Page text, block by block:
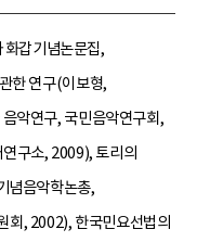
화갑기념논문집,
한 연구(이보형,
악연구, 국민음악연구회,
구소, 2009), 토리의
념음악학논총,
회, 2002), 한국민요선법의